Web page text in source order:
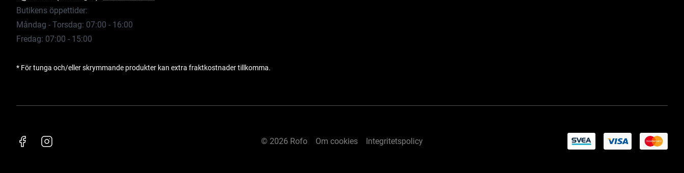
Butikens öppettider:
Måndag - Torsdag: 07:00 - 16:00
Fredag: 07:00 - 15:00
* För tunga och/eller skrymmande produkter kan extra fraktkostnader tillkomma.
© 2026 Rofo Om cookies Integritetspolicy